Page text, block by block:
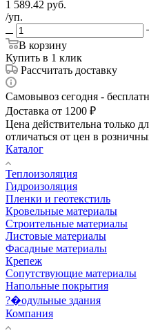
1 589.42 руб.
/уп.
В корзину
Купить в 1 клик
Рассчитать доставку
Самовывоз сегодня -
Доставка от 1200 ₽
Цена действительна только
отличаться от цен в
Каталог
Теплоизоляция
Гидроизоляция
Пленки и геотекстиль
Кровельные материалы
Строительные материалы
Листовые материалы
Фасадные материалы
Крепеж
Сопутствующие материалы
Напольные покрытия
?�одульные здания
Компания